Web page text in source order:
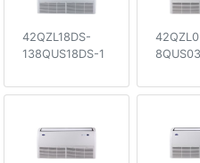
42QZL18DS-
138QUS18DS-1